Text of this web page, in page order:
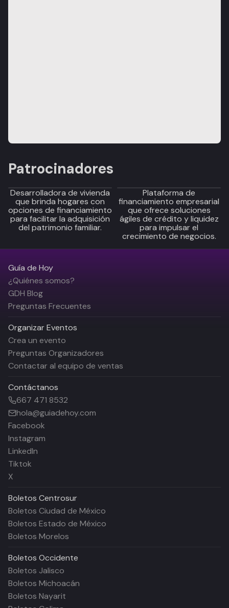
Patrocinadores
Desarrolladora de vivienda
que brinda hogares con
opciones de financiamiento
para facilitar la adquisición
del patrimonio familiar.
Plataforma de
financiamiento empresarial
que ofrece soluciones
ágiles de crédito y liquidez
para impulsar el
crecimiento de negocios.
Guía de Hoy
¿Quiénes somos?
GDH Blog
Preguntas Frecuentes
Organizar Eventos
Crea un evento
Preguntas Organizadores
Contactar al equipo de ventas
Contáctanos
667 471 8532
hola@guiadehoy.com
Facebook
Instagram
LinkedIn
Tiktok
X
Boletos Centrosur
Boletos Ciudad de México
Boletos Estado de México
Boletos Morelos
Boletos Occidente
Boletos Jalisco
Boletos Michoacán
Boletos Nayarit